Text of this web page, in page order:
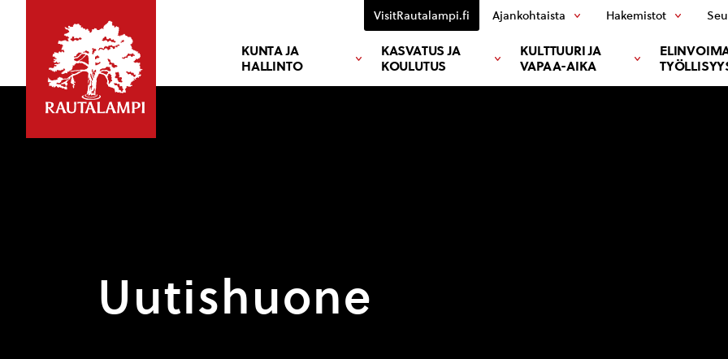
KUNTA JA
HALLINTO
KASVATUS JA
KOULUTUS
KULTTUURI JA
VAPAA-AIKA
VisitRautalampi.fi Ajankohtaista Hakemistot
Uutishuone